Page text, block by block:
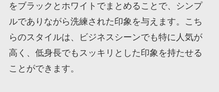
をブラックとホワイトでまとめることで、シンプ
ルでありながら洗練された印象を与えます。こち
らのスタイルは、ビジネスシーンでも特に人気が
高く、低身長でもスッキリとした印象を持たせる
ことができます。